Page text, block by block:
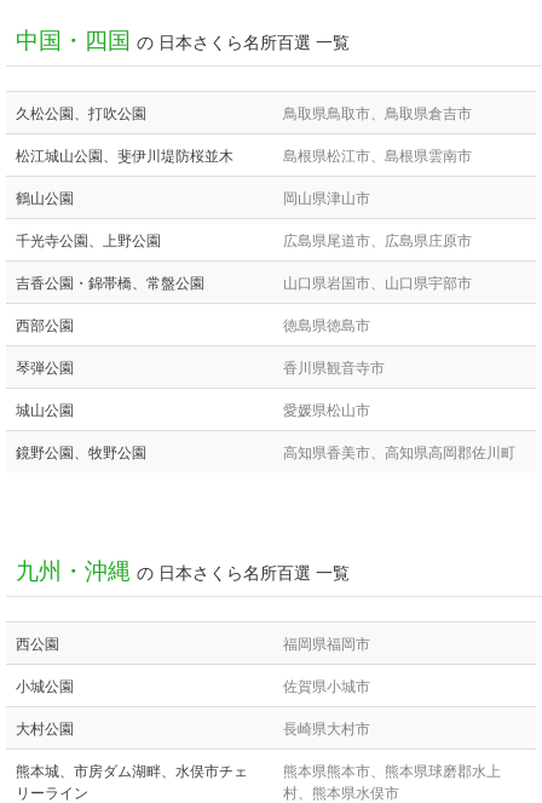
中国・四国 の 日本さくら名所百選 一覧
久松公園、打吹公園 鳥取県鳥取市、鳥取県倉吉市
松江城山公園、斐伊川堤防桜並木 島根県松江市、島根県雲南市
鶴山公園 岡山県津山市
千光寺公園、上野公園 広島県尾道市、広島県庄原市
吉香公園・錦帯橋、常盤公園 山口県岩国市、山口県宇部市
西部公園 徳島県徳島市
琴弾公園 香川県観音寺市
城山公園 愛媛県松山市
鏡野公園、牧野公園 高知県香美市、高知県高岡郡佐川町
九州・沖縄 の 日本さくら名所百選 一覧
西公園 福岡県福岡市
小城公園 佐賀県小城市
大村公園 長崎県大村市
熊本城、市房ダム湖畔、水俣市チェ
リーライン
熊本県熊本市、熊本県球磨郡水上
村、熊本県水俣市